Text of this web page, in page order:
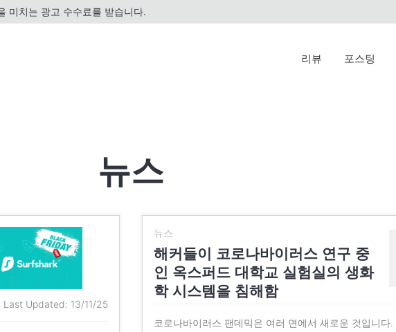
미치는 광고 수수료를 받습니다.
리뷰 포스팅
뉴스
Last Updated: 13/11/25
뉴스
해커들이 코로나바이러스 연구 중
인 옥스퍼드 대학교 실험실의 생화
학 시스템을 침해함
코로나바이러스 팬데믹은 여러 면에서 새로운 것입니다